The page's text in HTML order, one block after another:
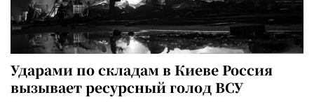
Ударами по складам в Киеве Россия
вызывает ресурсный голод ВСУ